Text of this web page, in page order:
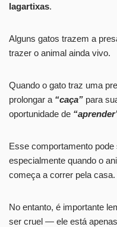
lagartixas.
Alguns gatos trazem a
trazer o animal ainda vivo.
Quando o gato traz uma
prolongar a “caça” para
oportunidade de
Esse comportamento
especialmente quando o
começa a correr pela casa.
No entanto, é importante
ser cruel — ele está